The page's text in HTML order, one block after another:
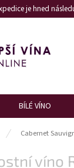
je hned
BÍLÉ VÍNO
Cabernet
víno